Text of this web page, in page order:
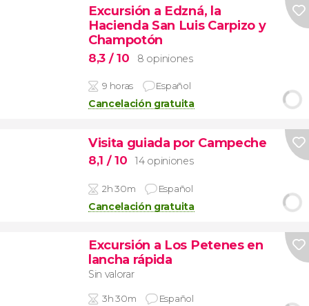
Excursión a Edzná, la
Hacienda San Luis Carpizo y
Champotón
8,3 / 10 8 opiniones
9 horas Español
Cancelación gratuita
Visita guiada por Campeche
8,1 / 10 14 opiniones
2h 30m Español
Cancelación gratuita
Excursión a Los Petenes en
lancha rápida
Sin valorar
3h 30m Español